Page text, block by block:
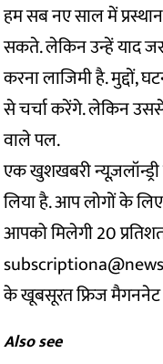
हम सब नए साल में
सकते. लेकिन उन्हें याद
करना लाजिमी है.
से चर्चा करेंगे. लेकिन
वाले पल.
एक खुशखबरी
लिया है. आप लोगों के
आपको मिलेगी 20
के खूबसूरत फ्रिज
Also see